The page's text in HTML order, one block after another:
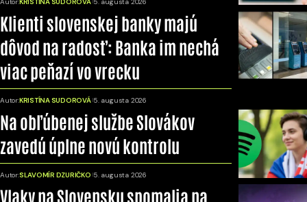
Klienti slovenskej banky majú
dôvod na radosť: Banka im nechá
viac peňazí vo vrecku
Autor:KRISTÍNA SUDOROVÁ 5. augusta 2026
Na obľúbenej službe Slovákov
zavedú úplne novú kontrolu
Autor:SLAVOMÍR DZURIČKO 5. augusta 2026
Vlaky na Slovensku spomalia na